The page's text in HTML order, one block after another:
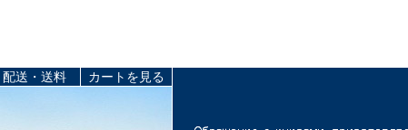
配送・送料 カートを見る